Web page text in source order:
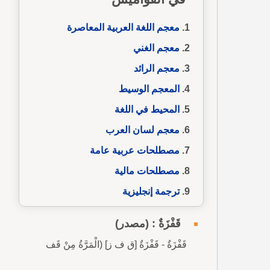
معجم اللغة العربية المعاصرة
معجم الغني
معجم الرائد
المعجم الوسيط
المحيط في اللغة
معجم لسان العرب
مصطلحات عربية عامة
مصطلحات مالية
ترجمة إنجليزية
قَفْزَةٌ : (مصدر)
قَفْزَةٌ - قَفْزَةٌ [ق ف ز] (الْمَرَّةُ مِنْ قَف